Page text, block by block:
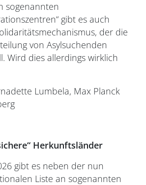
sogenannten
gibt es auch
der die
von Asylsuchenden
Wird dies allerdings wirklich
Lumbela, Max Planck
Herkunftsländer
gibt es neben der nun
Liste an sogenannten